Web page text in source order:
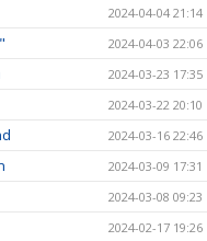
2024-04-04 21:14
2024-04-03 22:06
2024-03-23 17:35
2024-03-22 20:10
2024-03-16 22:46
2024-03-09 17:31
2024-03-08 09:23
2024-02-17 19:26